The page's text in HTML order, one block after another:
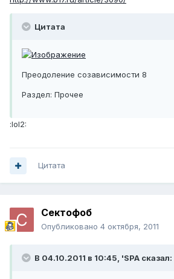
Цитата
Преодоление созависимости 8
Раздел: Прочее
:lol2:
Цитата
Сектофоб
Опубликовано 4 октября, 2011
В 04.10.2011 в 10:45, 'SPA сказал: